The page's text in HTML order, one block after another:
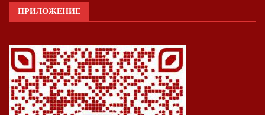
ПРИЛОЖЕНИЕ